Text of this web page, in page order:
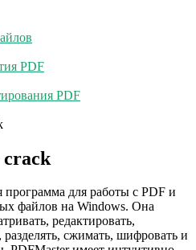
PDF
PDF
crack
для работы с PDF и
файлов на Windows. Она
редактировать,
разделять, сжимать, шифровать и